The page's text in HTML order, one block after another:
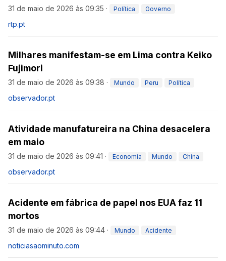
31 de maio de 2026 às 09:35 · Política Governo
rtp.pt
Milhares manifestam-se em Lima contra Keiko
Fujimori
31 de maio de 2026 às 09:38 · Mundo Peru Política
observador.pt
Atividade manufatureira na China desacelera
em maio
31 de maio de 2026 às 09:41 · Economia Mundo China
observador.pt
Acidente em fábrica de papel nos EUA faz 11
mortos
31 de maio de 2026 às 09:44 · Mundo Acidente
noticiasaominuto.com